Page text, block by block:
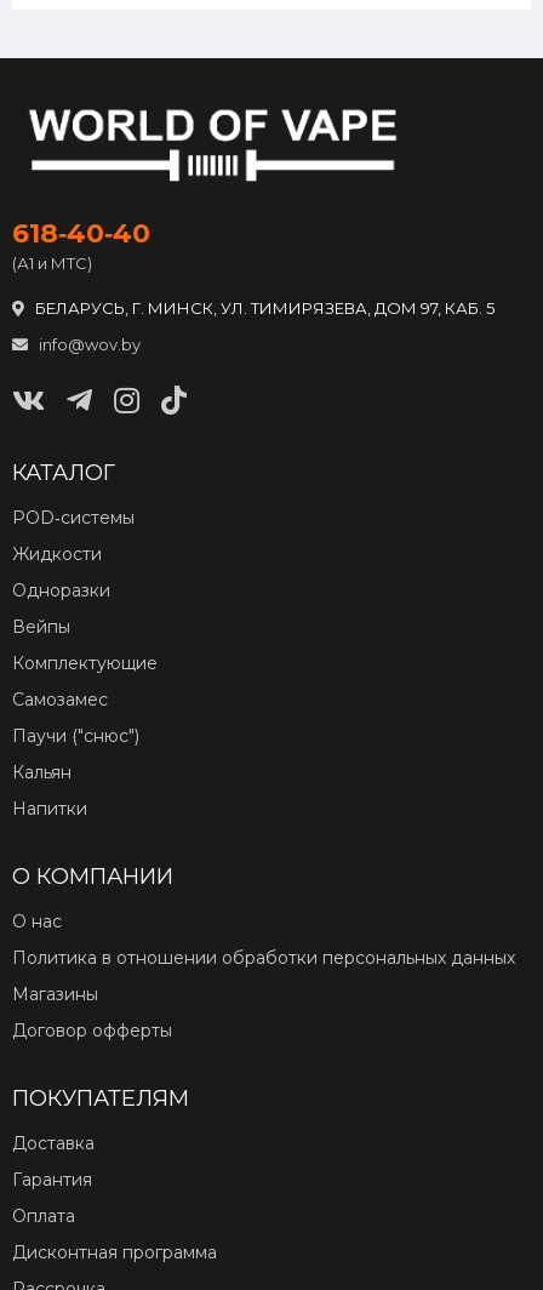
618‑40‑40
(А1 и МТС)
БЕЛАРУСЬ, Г. МИНСК, УЛ. ТИМИРЯЗЕВА, ДОМ 97, КАБ. 5
info@wov.by
КАТАЛОГ
POD‑системы
Жидкости
Одноразки
Вейпы
Комплектующие
Самозамес
Паучи ("снюс")
Кальян
Напитки
О КОМПАНИИ
О нас
Политика в отношении обработки персональных данных
Магазины
Договор офферты
ПОКУПАТЕЛЯМ
Доставка
Гарантия
Оплата
Дисконтная программа